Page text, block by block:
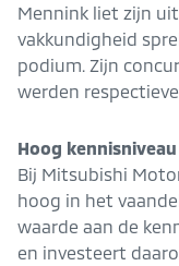
Mennink liet zijn
vakkundigheid
podium. Zijn
werden
Hoog kennisniveau
Bij Mitsubishi
hoog in het
waarde aan de
en investeert